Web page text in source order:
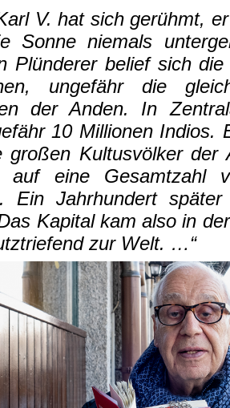
V. hat sich gerühmt,
Sonne niemals
Plünderer belief sich
ungefähr die
der Anden. In
10 Millionen Indios.
großen Kultusvölker der
auf eine Gesamtzahl
Ein Jahrhundert
Kapital kam also in
zur Welt. …“